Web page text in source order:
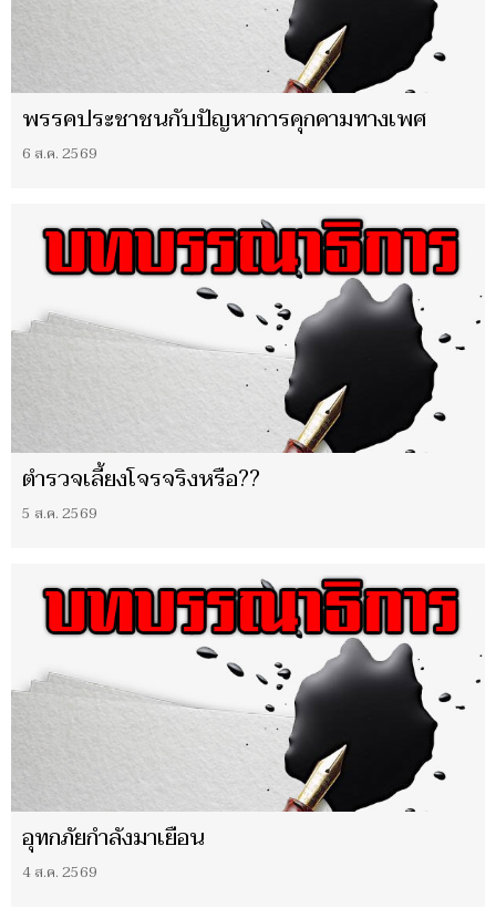
พรรคประชาชนกับปัญหาการคุกคามทางเพศ
6 ส.ค. 2569
ตำรวจเลี้ยงโจรจริงหรือ??
5 ส.ค. 2569
อุทกภัยกำลังมาเยือน
4 ส.ค. 2569